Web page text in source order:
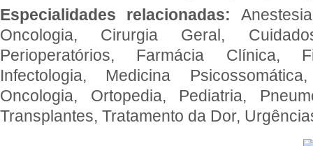
Especialidades relacionadas:
Oncologia, Cirurgia Geral,
Perioperatórios, Farmácia Clínica,
Infectologia, Medicina
Oncologia, Ortopedia, Pediatria,
Transplantes, Tratamento da Dor,